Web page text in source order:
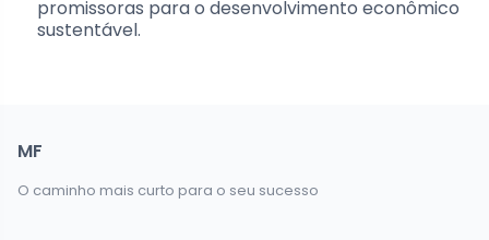
promissoras para o desenvolvimento econômico
sustentável.
MF
O caminho mais curto para o seu sucesso